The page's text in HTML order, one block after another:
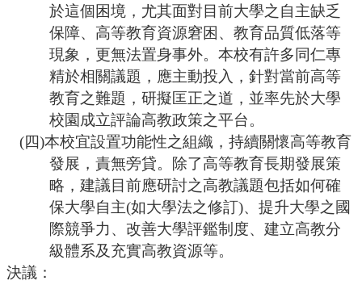
於這個困境，尤其面對目前大學之自主缺乏
保障、高等教育資源窘困、教育品質低落等
現象，更無法置身事外。本校有許多同仁專
精於相關議題，應主動投入，針對當前高等
教育之難題，研擬匡正之道，並率先於大學
校園成立評論高教政策之平台。
(四)本校宜設置功能性之組織，持續關懷高等教育
發展，責無旁貸。除了高等教育長期發展策
略，建議目前應研討之高教議題包括如何確
保大學自主(如大學法之修訂)、提升大學之國
際競爭力、改善大學評鑑制度、建立高教分
級體系及充實高教資源等。
決議：